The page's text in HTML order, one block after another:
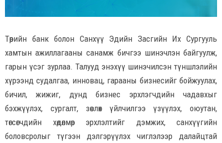
Төрийн банк болон Санхүү Эдийн Засгийн Их Сургууль
хамтын ажиллагааны санамж бичгээ шинэчлэн байгуулж,
гарын үсэг зурлаа. Талууд энэхүү шинэчилсэн түншлэлийн
хүрээнд судалгаа, инновац, гарааны бизнесийг бойжуулах,
бичил, жижиг, дунд бизнес эрхлэгчдийн чадавхыг
бэхжүүлэх, сургалт, зөвлөх үйлчилгээ үзүүлэх, оюутан,
төгсөгчдийн хөдөлмөр эрхлэлтийг дэмжих, санхүүгийн
боловсролыг түгээн дэлгэрүүлэх чиглэлээр далайцтай